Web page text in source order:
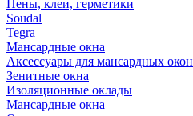
Пены, клеи, герметики
Soudal
Tegra
Мансардные окна
Аксессуары для мансардных окон
Зенитные окна
Изоляционные оклады
Мансардные окна